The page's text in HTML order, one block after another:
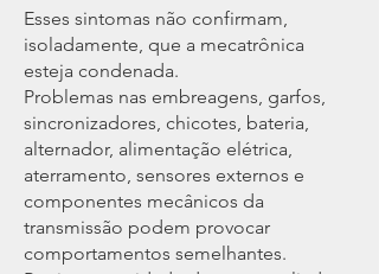
Esses sintomas não confirmam,
isoladamente, que a mecatrônica
esteja condenada.
Problemas nas embreagens, garfos,
sincronizadores, chicotes, bateria,
alternador, alimentação elétrica,
aterramento, sensores externos e
componentes mecânicos da
transmissão podem provocar
comportamentos semelhantes.